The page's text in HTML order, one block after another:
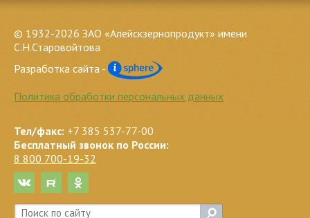
© 1932-2026 ЗАО «Алейскзернопродукт» имени
С.Н.Старовойтова
Разработка сайта -
Политика обработки персональных данных
Тел/факс: +7 385 537-77-00
Бесплатный звонок по России:
8 800 700-19-32